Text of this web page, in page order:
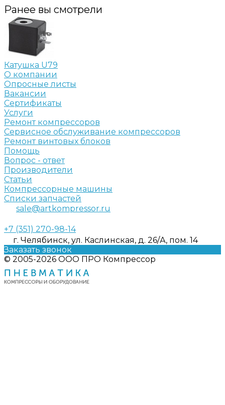
Ранее вы смотрели
Катушка U79
О компании
Опросные листы
Вакансии
Сертификаты
Услуги
Ремонт компрессоров
Сервисное обслуживание компрессоров
Ремонт винтовых блоков
Помощь
Вопрос - ответ
Производители
Статьи
Компрессорные машины
Списки запчастей
sale@artkompressor.ru
+7 (351) 270-98-14
г. Челябинск, ул. Каслинская, д. 26/А, пом. 14
Заказать звонок
© 2005-2026 ООО ПРО Компрессор